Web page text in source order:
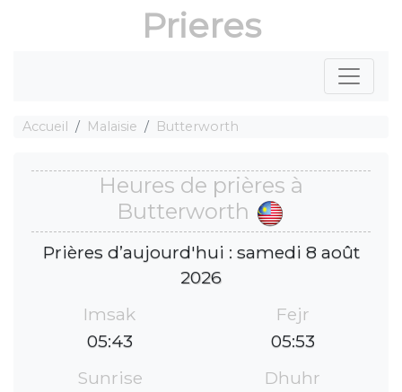
Prieres
Accueil Malaisie Butterworth
Heures de prières à
Butterworth
Prières d’aujourd'hui : samedi 8 août
2026
Imsak
05:43
Fejr
05:53
Sunrise
Dhuhr